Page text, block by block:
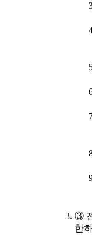
③
한